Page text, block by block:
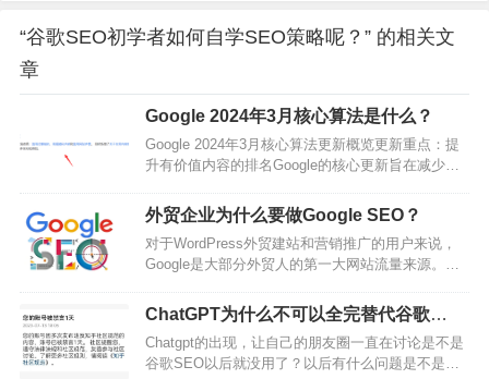
“谷歌SEO初学者如何自学SEO策略呢？” 的相关文
章
Google 2024年3月核心算法是什么？
Google 2024年3月核心算法更新概览更新重点：提
升有价值内容的排名Google的核心更新旨在减少那
靠、以用户为中心的内容的搜索排名。这意味着，
内容创作者需要更加专注于创作高质量、有深度的
内容，以满足用户的实际需求。更新过程：一个月
的排名波动该更新过程已经持续一个月，期间可会
出现较大的排名波动。只要大家持续创作令用户满
意的高质量内容，就无需为这次更…
外贸企业为什么要做Google SEO？
对于WordPress外贸建站和营销推广的用户来说，
Google是大部分外贸人的第一大网站流量来源。而
来自移动端，所以不要认为搜索引擎是PC端流量的
代表。来自搜索引擎流量，通过我们专门的网站搜
索优化途径后，可以获得相对稳定且可控的效果。
最重要的，SEO获取的搜索引擎自然排名流量是不
ChatGPT为什么不可以全完替代谷歌
SEO？
Chatgpt的出现，让自己的朋友圈一直在讨论是不是
谷歌SEO以后就没用了？以后有什么问题是不是直